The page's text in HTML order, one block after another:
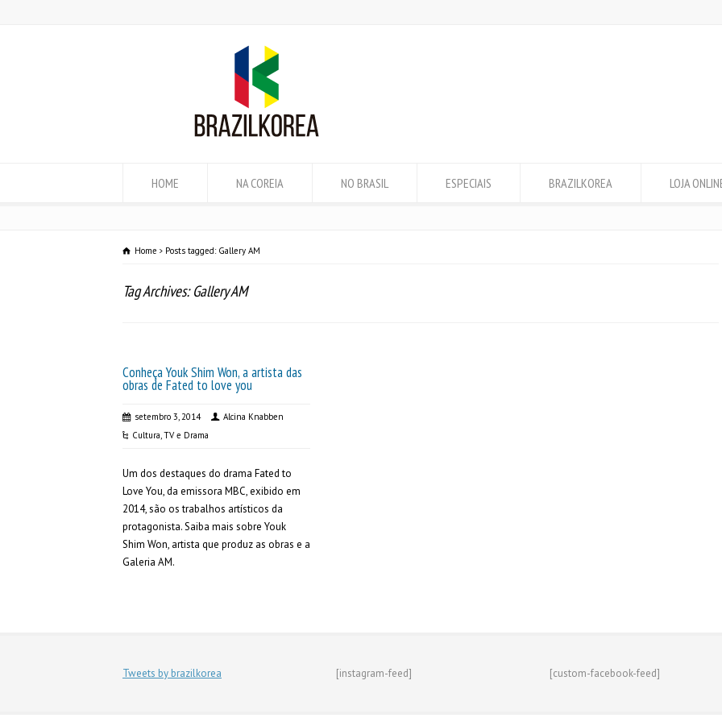
HOME NA COREIA NO BRASIL ESPECIAIS BRAZILKOREA LOJA
Home Posts tagged: Gallery AM
Tag Archives: Gallery AM
Conheça Youk Shim Won, a artista das
obras de Fated to love you
setembro 3, 2014
Alcina Knabben
Cultura,TV e Drama
Um dos destaques do drama Fated to
Love You, da emissora MBC, exibido em
2014, são os trabalhos artísticos da
protagonista. Saiba mais sobre Youk
Shim Won, artista que produz as obras e a
Galeria AM.
Tweets by brazilkorea [instagram-feed] [custom-facebook-feed]